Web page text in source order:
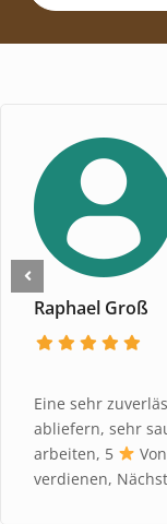
Raphael Groß
Eine sehr
abliefern, sehr
arbeiten, 5
verdienen,